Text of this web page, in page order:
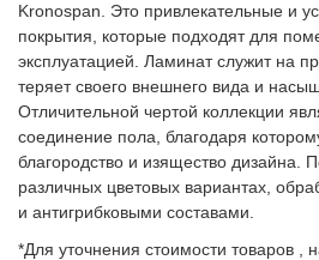
Kronospan. Это привлекательные и
покрытия, которые подходят для
эксплуатацией. Ламинат служит на
теряет своего внешнего вида и
Отличительной чертой коллекции
соединение пола, благодаря
благородство и изящество дизайна.
различных цветовых вариантах,
и антигрибковыми составами.
*Для уточнения стоимости товаров ,